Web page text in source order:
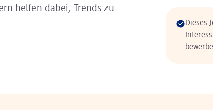
helfen dabei, Trends zu
Dieses